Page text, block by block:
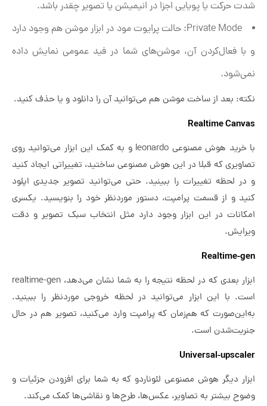
شدت حرکت یا پویایی اجزا در انیمیشن یا تصویر چقدر باشد.
Private Mode: حالت پرایوت مود در ابزار موشن هم وجود دارد
و با فعال‌کردن آن، موشن‌های شما در فید عمومی نمایش داده
نمی‌شود.
نکته: بعد از ساخت موشن هم می‌توانید آن را دانلود و یا حذف کنید.
Realtime Canvas
با خرید هوش مصنوعی leonardo و به کمک این ابزار می‌توانید روی
تصاویری که قبلا در این هوش مصنوعی ساختید، تغییراتی ایجاد کنید
و در لحظه تغییرات را ببینید. حتی می‌توانید تصویر جدیدی اپلود
کنید و از قسمت پرامپت، دستور موردنظر خود را بنویسید. یکسری
امکانات در این ابزار وجود دارد مثل انتخاب سبک تصویر و دقت
ویرایش.
Realtime-gen
ابزار بعدی که در لحظه نتیجه را به شما نشان می‌دهد، realtime-gen
است. با این ابزار می‌توانید در لحظه خروجی موردنظر را ببینید.
به‌این‌صورت که هم‌زمان که پرامپت وارد می‌کنید، تصویر هم در حال
جنریت‌شدن است.
Universal-upscaler
ابزار دیگر هوش مصنوعی لئوناردو که به شما برای افزودن جزئیات و
وضوح بیشتر به تصاویر، عکس‌ها، طرح‌ها و نقاشی‌ها کمک می‌کند.